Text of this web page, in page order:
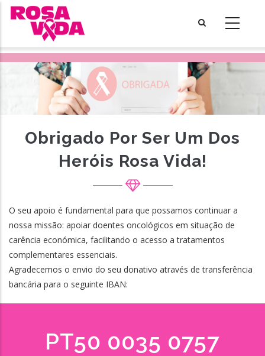
Skip
content
Obrigado Por Ser Um Dos
Heróis Rosa Vida!
O seu apoio é fundamental para que possamos continuar a
nossa missão: apoiar doentes oncológicos em situação de
carência económica, facilitando o acesso a tratamentos
complementares essenciais.
Agradecemos o envio do seu donativo através de transferência
bancária para o seguinte IBAN:
PT50 0035 0757